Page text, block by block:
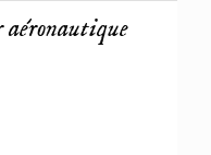
aéronautique